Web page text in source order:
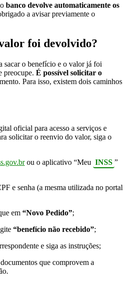
banco devolve automaticamente os
a avisar previamente o
foi devolvido?
sacar o benefício e o valor já foi
preocupe. É possível solicitar o
Para isso, existem dois caminhos
oficial para acesso a serviços e
solicitar o reenvio do valor, siga o
ou o aplicativo “Meu INSS ”
e senha (a mesma utilizada no portal
em “Novo Pedido”;
“benefício não recebido”;
e siga as instruções;
que comprovem a